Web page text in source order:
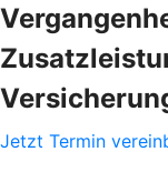
Jetzt Termin